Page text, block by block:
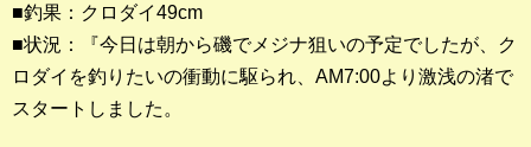
■釣果：クロダイ49cm
■状況：『今日は朝から磯でメジナ狙いの予定でしたが、ク
ロダイを釣りたいの衝動に駆られ、AM7:00より激浅の渚で
スタートしました。
2023年 クロダイ部門
2023年 メジナ部門